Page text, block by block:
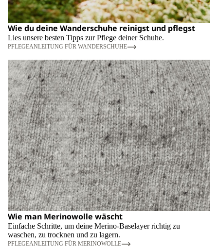
Wie du deine Wanderschuhe reinigst und pflegst
Lies unsere besten Tipps zur Pflege deiner Schuhe.
PFLEGEANLEITUNG FÜR WANDERSCHUHE
Wie man Merinowolle wäscht
Einfache Schritte, um deine Merino-Baselayer richtig zu
waschen, zu trocknen und zu lagern.
PFLEGEANLEITUNG FÜR MERINOWOLLE